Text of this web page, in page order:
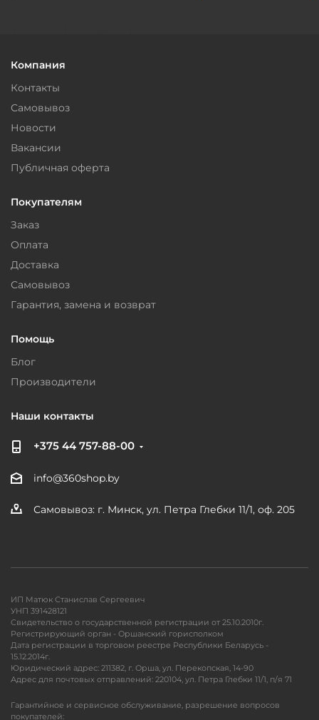
Компания
Контакты
Самовывоз
Новости
Вакансии
Публичная оферта
Покупателям
Заказ
Оплата
Доставка
Самовывоз
Гарантия, замена и возврат
Помощь
Блог
Производители
Наши контакты
+375 44 757-88-00
info@360shop.by
Самовывоз: г. Минск, ул. Петра Глебки 11/1, оф. 205
ИП Матюк Станислав Сергеевич
УНП 391428121
Свидетельство о государственной регистрации от 25.10.2010г.
Регистрирующий орган - Оршанский горисполком
Дата регистрации в торговом реестре Республики Беларусь -
15.12.2014г.
Юридический адрес: 211382, г. Орша, ул. Перекопская, 14-90
Адрес для почтовых отправлений: 220104, ул. Петра Глебки 11/1, п/я 71
Гарантийное и сервисное обслуживание, разрешение вопросов
покупателей: